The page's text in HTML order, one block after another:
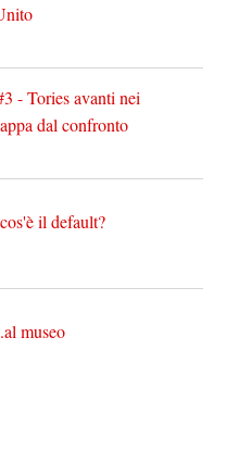
- Tories avanti nei
dal confronto
il default?
museo